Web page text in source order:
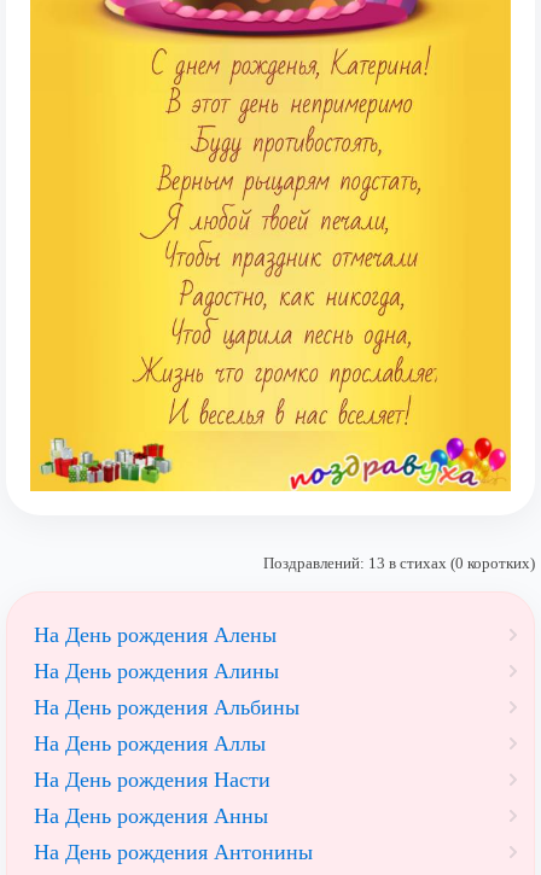
Поздравлений: 13 в стихах (0 коротких)
На День рождения Алены
На День рождения Алины
На День рождения Альбины
На День рождения Аллы
На День рождения Насти
На День рождения Анны
На День рождения Антонины